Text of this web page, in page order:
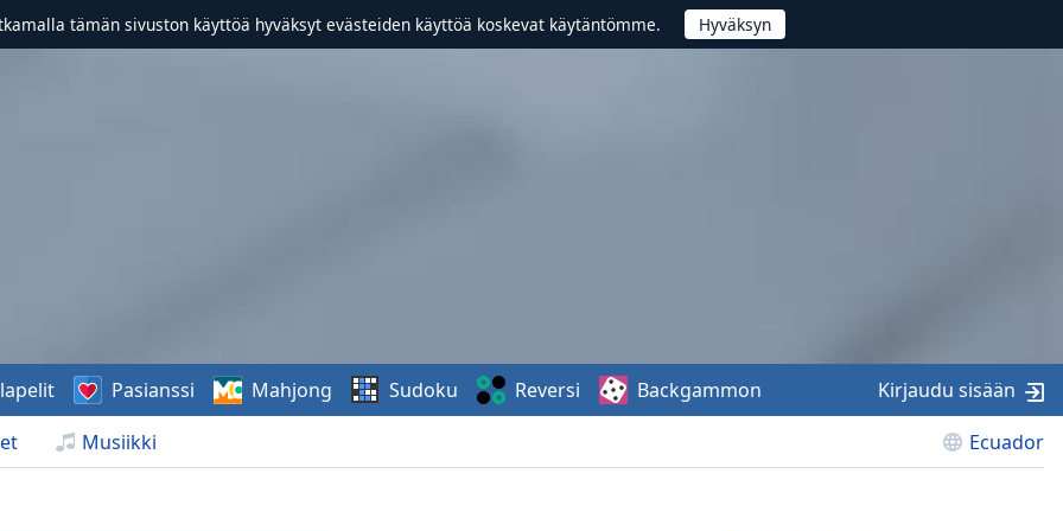
tämän sivuston käyttöä hyväksyt evästeiden käyttöä koskevat käytäntömme.
Musiikki Ecuador
Pasianssi Mahjong Sudoku Reversi Backgammon Kirjaudu sisään